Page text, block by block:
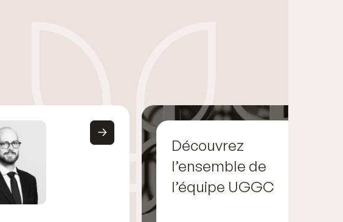
Découvrez
l’ensemble de
l’équipe UGGC